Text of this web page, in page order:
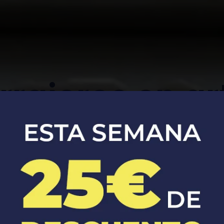
en
Apertura, reparación y sustitución de
cerraduras de coches y casas.​